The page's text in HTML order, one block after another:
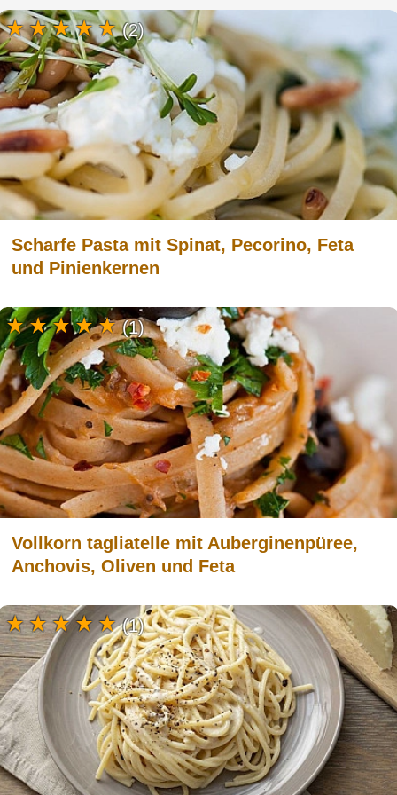
Scharfe Pasta mit Spinat, Pecorino, Feta
und Pinienkernen
(2)
Vollkorn tagliatelle mit Auberginenpüree,
Anchovis, Oliven und Feta
(1)
(1)